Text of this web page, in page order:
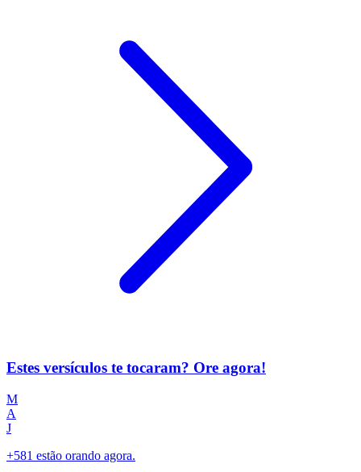
Estes versículos te tocaram? Ore agora!
M
A
J
+581 estão orando agora.